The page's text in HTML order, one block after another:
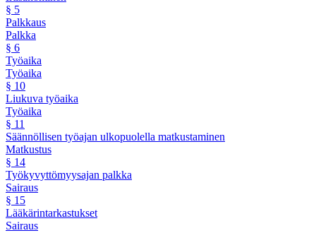
§ 5
Palkkaus
Palkka
§ 6
Työaika
Työaika
§ 10
Liukuva työaika
Työaika
§ 11
Säännöllisen työajan ulkopuolella matkustaminen
Matkustus
§ 14
Työkyvyttömyysajan palkka
Sairaus
§ 15
Lääkärintarkastukset
Sairaus